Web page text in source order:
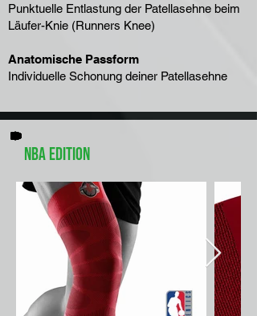
Punktuelle Entlastung der Patellasehne beim
Läufer-Knie (Runners Knee)
Anatomische Passform
Individuelle Schonung deiner Patellasehne
NBA Edition